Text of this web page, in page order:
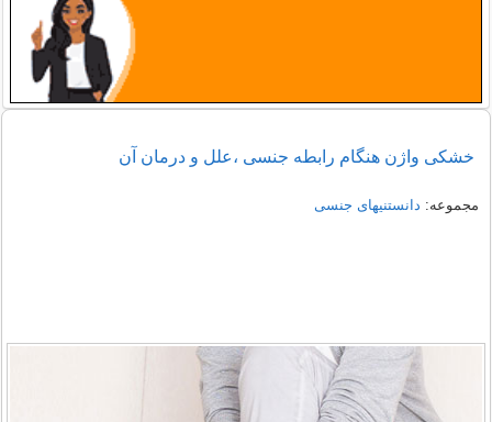
خشکی واژن هنگام رابطه جنسی ،علل و درمان آن
مجموعه: دانستنیهای جنسی